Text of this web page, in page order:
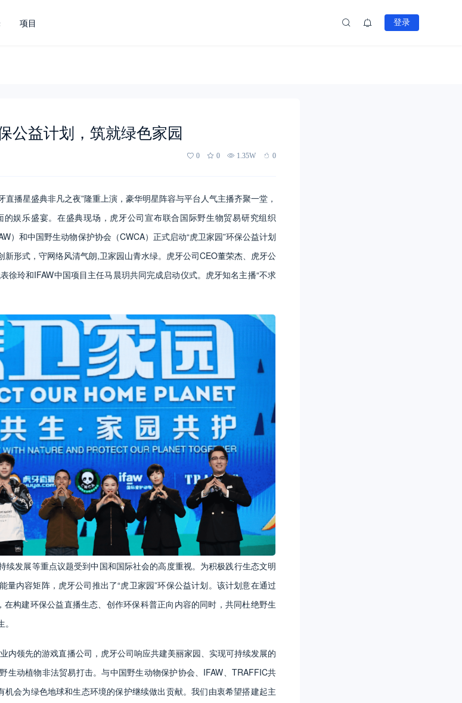
项目 登录
公益计划，筑就绿色家园
0 0 1.35W 0
直播星盛典非凡之夜”隆重上演，豪华明星阵容与平台人气主播齐聚一堂，
娱乐盛宴。在盛典现场，虎牙公司宣布联合国际野生物贸易研究组织
）和中国野生动物保护协会（CWCA）正式启动“虎卫家园”环保公益计划
新形式，守网络风清气朗,卫家园山青水绿。虎牙公司CEO董荣杰、虎牙公
徐玲和IFAW中国项目主任马晨玥共同完成启动仪式。虎牙知名主播“不求
续发展等重点议题受到中国和国际社会的高度重视。为积极践行生态文明
量内容矩阵，虎牙公司推出了“虎卫家园”环保公益计划。该计划意在通过
在构建环保公益直播生态、创作环保科普正向内容的同时，共同杜绝野生
内领先的游戏直播公司，虎牙公司响应共建美丽家园、实现可持续发展的
生动植物非法贸易打击。与中国野生动物保护协会、IFAW、TRAFFIC共
机会为绿色地球和生态环境的保护继续做出贡献。我们由衷希望搭建起主